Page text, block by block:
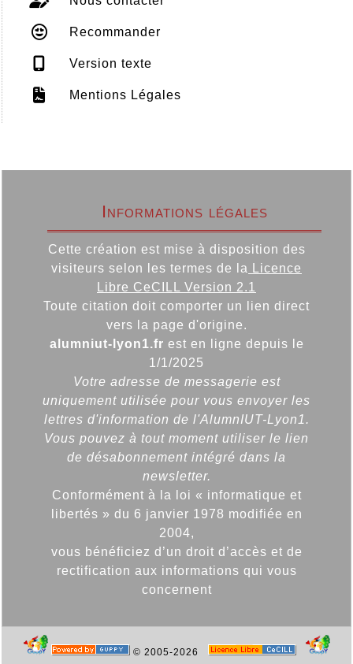
Recommander
Version texte
Mentions Légales
Informations légales
Cette création est mise à disposition des
visiteurs selon les termes de la
Licence
Libre CeCILL Version 2.1
Toute citation doit comporter un lien direct
vers la page d'origine.
alumniut-lyon1.fr est en ligne depuis le
1/1/2025
Votre adresse de messagerie est
uniquement utilisée pour vous envoyer les
lettres d'information de l'AlumnIUT-Lyon1.
Vous pouvez à tout moment utiliser le lien
de désabonnement intégré dans la
newsletter.
Conformément à la loi « informatique et
libertés » du 6 janvier 1978 modifiée en
2004,
vous bénéficiez d’un droit d’accès et de
rectification aux informations qui vous
concernent
© 2005-2026